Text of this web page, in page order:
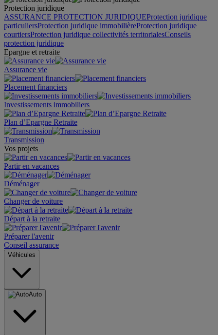
Protection juridique
ASSURANCE PROTECTION JURIDIQUEProtection juridique
particuliersProtection juridique immobilièreProtection juridique
courtiersProtection juridique collectivités territorialesConseils
protection juridique
Epargne et retraite
Assurance vie
Placement financiers
Investissements immobiliers
Plan d’Epargne Retraite
Transmission
Vos projets
Partir en vacances
Déménager
Changer de voiture
Départ à la retraite
Préparer l'avenir
Conseil assurance
Véhicules
Auto